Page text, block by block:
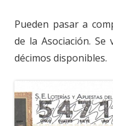
Pueden pasar a
de la Asociación.
décimos disponibles.